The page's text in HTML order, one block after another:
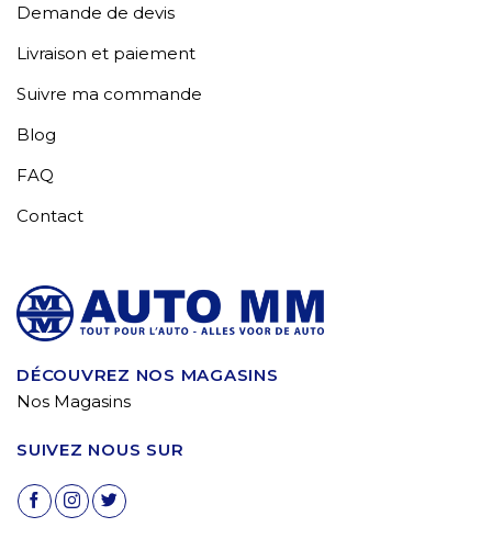
Demande de devis
Livraison et paiement
Suivre ma commande
Blog
FAQ
Contact
DÉCOUVREZ NOS MAGASINS
Nos Magasins
SUIVEZ NOUS SUR